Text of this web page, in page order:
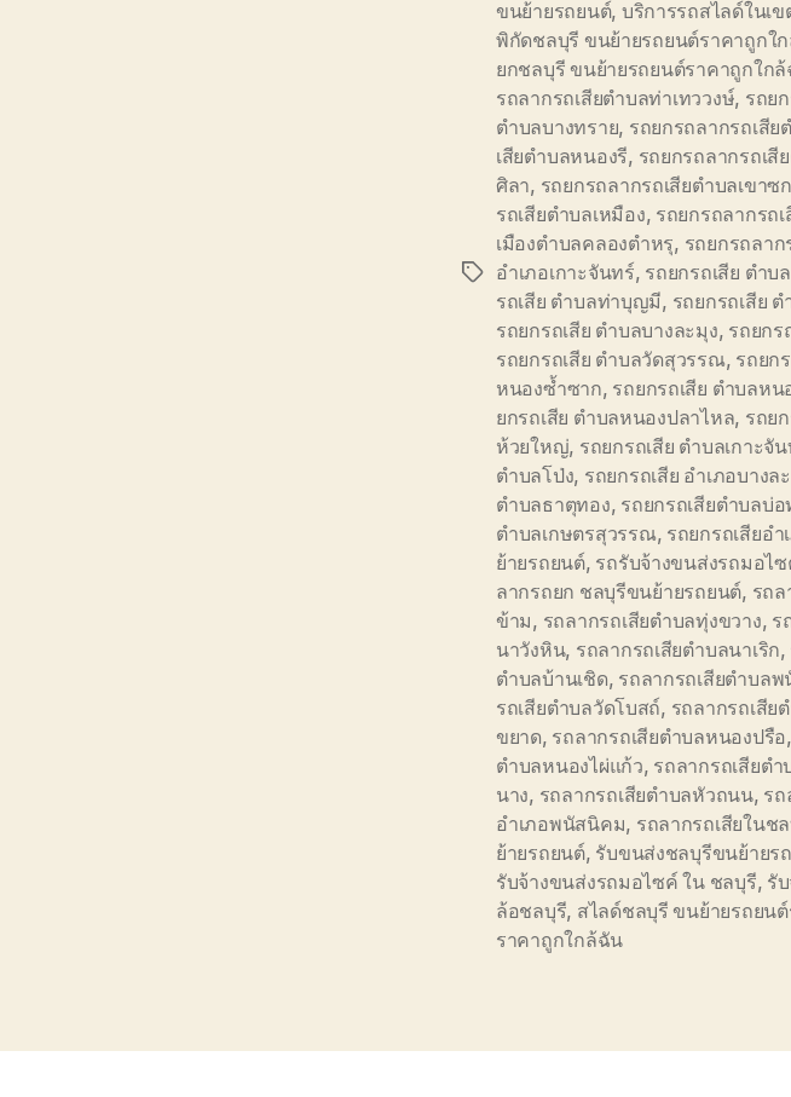
Tags
ขนย้ายรถยนต์, บริการรถสไลด์ในเ
พิกัดชลบุรี ขนย้ายรถยนต์ราคาถูกใ
ยกชลบุรี ขนย้ายรถยนต์ราคาถูกใก
รถลากรถเสียตำบลท่าเทววงษ์, รถย
ตำบลบางทราย, รถยกรถลากรถเสี
เสียตำบลหนองรี, รถยกรถลากรถเสี
ศิลา, รถยกรถลากรถเสียตำบลเขาซก
รถเสียตำบลเหมือง, รถยกรถลากรถเ
เมืองตำบลคลองตำหรุ, รถยกรถลาก
อำเภอเกาะจันทร์, รถยกรถเสีย ตำบ
รถเสีย ตำบลท่าบุญมี, รถยกรถเสีย
รถยกรถเสีย ตำบลบางละมุง, รถยกร
รถยกรถเสีย ตำบลวัดสุวรรณ, รถยก
หนองซ้ำซาก, รถยกรถเสีย ตำบลหน
ยกรถเสีย ตำบลหนองปลาไหล, รถย
ห้วยใหญ่, รถยกรถเสีย ตำบลเกาะจั
ตำบลโป่ง, รถยกรถเสีย อำเภอบางล
ตำบลธาตุทอง, รถยกรถเสียตำบลบ่อ
ตำบลเกษตรสุวรรณ, รถยกรถเสียอ
ย้ายรถยนต์, รถรับจ้างขนส่งรถมอไ
ลากรถยก ชลบุรีขนย้ายรถยนต์, รถล
ข้าม, รถลากรถเสียตำบลทุ่งขวาง, ร
นาวังหิน, รถลากรถเสียตำบลนาเริก,
ตำบลบ้านเชิด, รถลากรถเสียตำบล
รถเสียตำบลวัดโบสถ์, รถลากรถเสีย
ขยาด, รถลากรถเสียตำบลหนองปรือ,
ตำบลหนองไผ่แก้ว, รถลากรถเสียต
นาง, รถลากรถเสียตำบลหัวถนน, รถ
อำเภอพนัสนิคม, รถลากรถเสียในช
ย้ายรถยนต์, รับขนส่งชลบุรีขนย้ายร
รับจ้างขนส่งรถมอไซค์ ใน ชลบุรี, รั
ล้อชลบุรี, สไลด์ชลบุรี ขนย้ายรถยน
ราคาถูกใกล้ฉัน